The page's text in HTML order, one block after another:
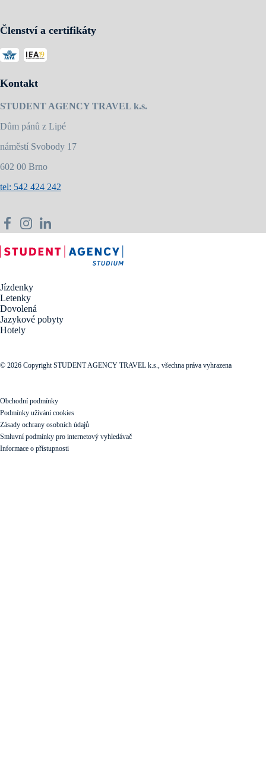
Členství a certifikáty
Kontakt
STUDENT AGENCY TRAVEL k.s.
Dům pánů z Lipé
náměstí Svobody 17
602 00 Brno
tel: 542 424 242
Jízdenky
Letenky
Dovolená
Jazykové pobyty
Hotely
© 2026 Copyright STUDENT AGENCY TRAVEL k.s., všechna práva vyhrazena
Obchodní podmínky
Podmínky užívání cookies
Zásady ochrany osobních údajů
Smluvní podmínky pro internetový vyhledávač
Informace o přístupnosti